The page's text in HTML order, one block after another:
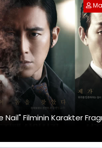
Filminin Karakter